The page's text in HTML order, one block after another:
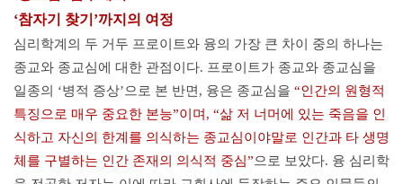
‘참자기 찾기’까지의 여정
심리학계의 두 거두 프로이트와 융의 가장 큰 차이 중의 하나는
종교와 종교심에 대한 관점이다. 프로이트가 종교와 종교심을
일종의 ‘병적 증상’으로 본 반면, 융은 종교심을 “인간의 원형적
특징으로 매우 중요한 본능”이며, “삶 저 너머에 있는 죽음을 인
식하고 자신의 한계를 의식하는 종교심이야말로 인간과 타 생명
체를 구별하는 인간 존재의 의식적 중심”으로 보았다. 융 심리학